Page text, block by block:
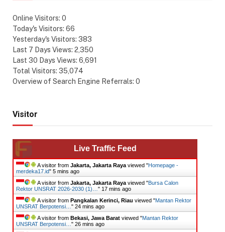
Online Visitors: 0
Today's Visitors: 66
Yesterday's Visitors: 383
Last 7 Days Views: 2,350
Last 30 Days Views: 6,691
Total Visitors: 35,074
Overview of Search Engine Referrals: 0
Visitor
Live Traffic Feed
A visitor from Jakarta, Jakarta Raya viewed "Homepage -
merdeka17.id" 5 mins ago
A visitor from Jakarta, Jakarta Raya viewed "Bursa Calon
Rektor UNSRAT 2026-2030 (1)… " 17 mins ago
A visitor from Pangkalan Kerinci, Riau viewed "Mantan Rektor
UNSRAT Berpotensi… " 24 mins ago
A visitor from Bekasi, Jawa Barat viewed "Mantan Rektor
UNSRAT Berpotensi… " 26 mins ago